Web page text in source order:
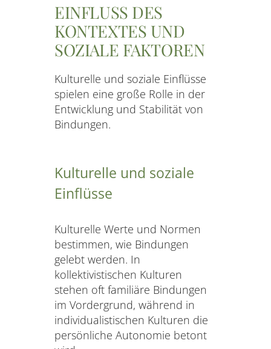
EINFLUSS DES
KONTEXTES UND
SOZIALE FAKTOREN
Kulturelle und soziale Einflüsse
spielen eine große Rolle in der
Entwicklung und Stabilität von
Bindungen.
Kulturelle und soziale
Einflüsse
Kulturelle Werte und Normen
bestimmen, wie Bindungen
gelebt werden. In
kollektivistischen Kulturen
stehen oft familiäre Bindungen
im Vordergrund, während in
individualistischen Kulturen die
persönliche Autonomie betont